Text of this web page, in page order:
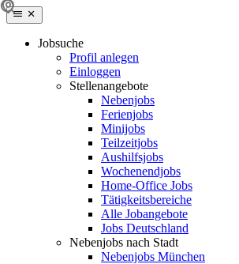
Jobsuche
Profil anlegen
Einloggen
Stellenangebote
Nebenjobs
Ferienjobs
Minijobs
Teilzeitjobs
Aushilfsjobs
Wochenendjobs
Home-Office Jobs
Tätigkeitsbereiche
Alle Jobangebote
Jobs Deutschland
Nebenjobs nach Stadt
Nebenjobs München